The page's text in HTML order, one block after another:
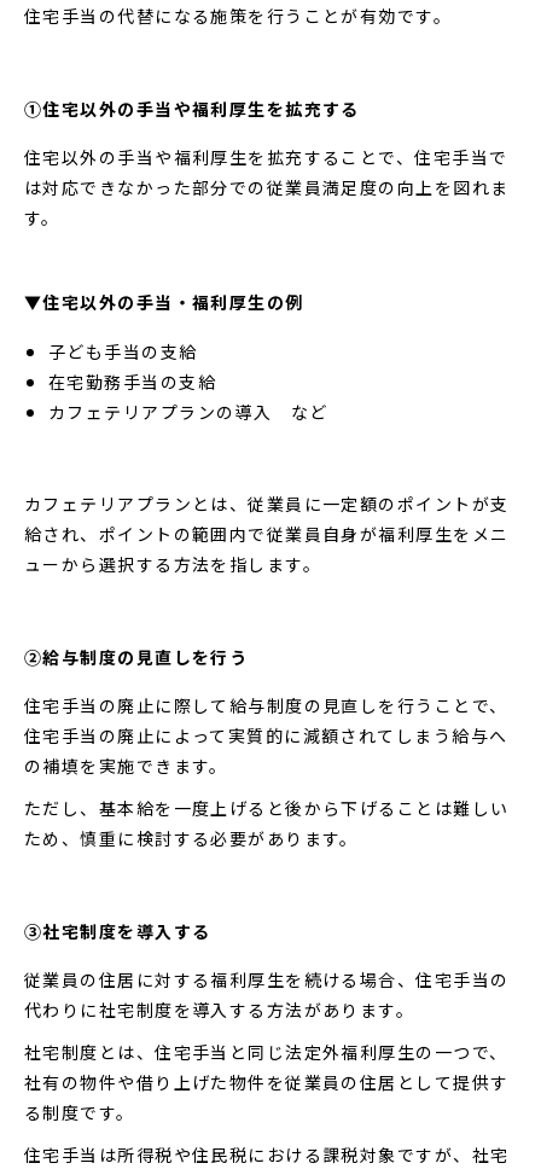
住宅手当の代替になる施策を行うことが有効です。
①住宅以外の手当や福利厚生を拡充する
住宅以外の手当や福利厚生を拡充することで、住宅手当で
は対応できなかった部分での従業員満足度の向上を図れま
す。
▼住宅以外の手当・福利厚生の例
子ども手当の支給
在宅勤務手当の支給
カフェテリアプランの導入 など
カフェテリアプランとは、従業員に一定額のポイントが支
給され、ポイントの範囲内で従業員自身が福利厚生をメニ
ューから選択する方法を指します。
②給与制度の見直しを行う
住宅手当の廃止に際して給与制度の見直しを行うことで、
住宅手当の廃止によって実質的に減額されてしまう給与へ
の補填を実施できます。
ただし、基本給を一度上げると後から下げることは難しい
ため、慎重に検討する必要があります。
③社宅制度を導入する
従業員の住居に対する福利厚生を続ける場合、住宅手当の
代わりに社宅制度を導入する方法があります。
社宅制度とは、住宅手当と同じ法定外福利厚生の一つで、
社有の物件や借り上げた物件を従業員の住居として提供す
る制度です。
住宅手当は所得税や住民税における課税対象ですが、社宅